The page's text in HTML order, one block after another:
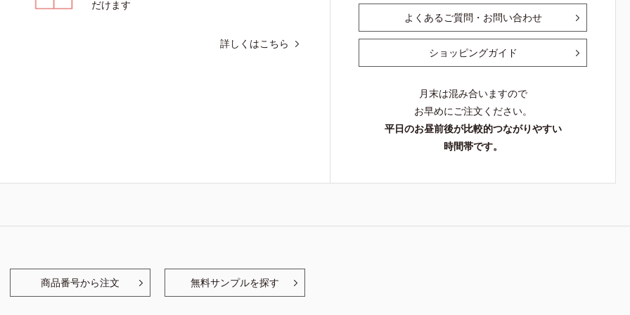
だけます
詳しくはこちら
よくあるご質問・お問い合わせ
ショッピングガイド
月末は混み合いますので
お早めにご注文ください。
平日のお昼前後が比較的つながりやすい
時間帯です。
商品番号から注文 無料サンプルを探す